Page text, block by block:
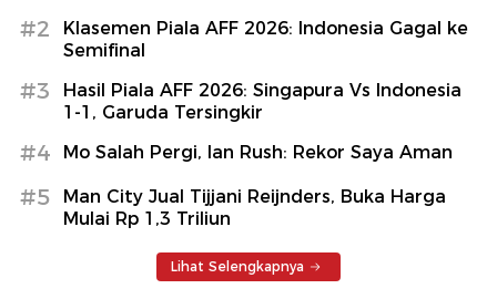
#2
Klasemen Piala AFF 2026: Indonesia Gagal ke
Semifinal
#3
Hasil Piala AFF 2026: Singapura Vs Indonesia
1-1, Garuda Tersingkir
#4 Mo Salah Pergi, Ian Rush: Rekor Saya Aman
#5
Man City Jual Tijjani Reijnders, Buka Harga
Mulai Rp 1,3 Triliun
Lihat Selengkapnya